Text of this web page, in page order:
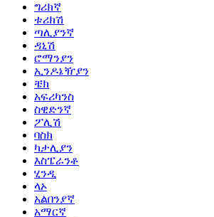
ግሪክኛ
ቱሪክሽ
ጣሊያንኛ
ዳኒሽ
ሮማንያን
ኢንዶኔዥያን
ቼክ
አፍሪካንስ
ስዊድንኛ
ፖሊሽ
ባስክ
ካታሊያን
እስፔራንቶ
ሂንዲ
ላኦ
አልበንያኛ
አማርኛ